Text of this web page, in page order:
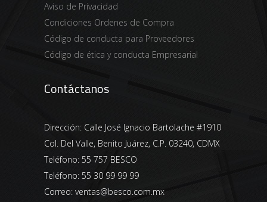
Aviso de Privacidad
Condiciones Ordenes de Compra
Código de conducta para Proveedores
Código de ética y conducta Empresarial
Contáctanos
Dirección: Calle José Ignacio Bartolache #1910
Col. Del Valle, Benito Juárez, C.P. 03240, CDMX
Teléfono: 55 757 BESCO
Teléfono: 55 30 99 99 99
Correo: ventas@besco.com.mx